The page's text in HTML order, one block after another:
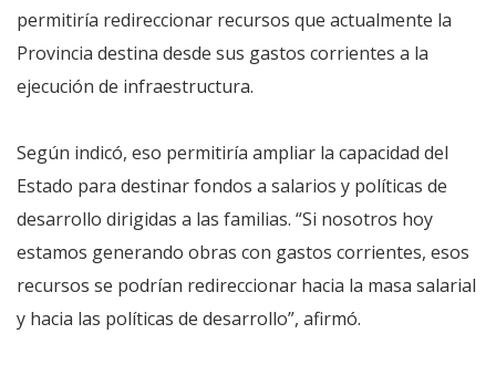
permitiría redireccionar recursos que actualmente la
Provincia destina desde sus gastos corrientes a la
ejecución de infraestructura.
Según indicó, eso permitiría ampliar la capacidad del
Estado para destinar fondos a salarios y políticas de
desarrollo dirigidas a las familias. “Si nosotros hoy
estamos generando obras con gastos corrientes, esos
recursos se podrían redireccionar hacia la masa salarial
y hacia las políticas de desarrollo”, afirmó.